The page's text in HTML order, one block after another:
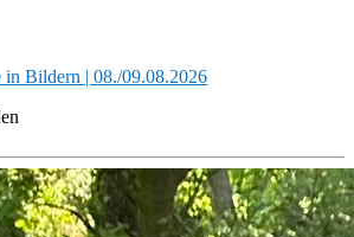
in Bildern | 08./09.08.2026